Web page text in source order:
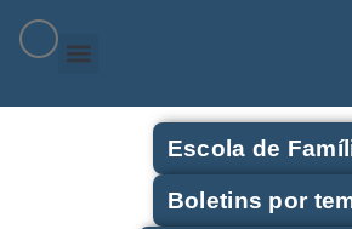
Escola de
Boletins por